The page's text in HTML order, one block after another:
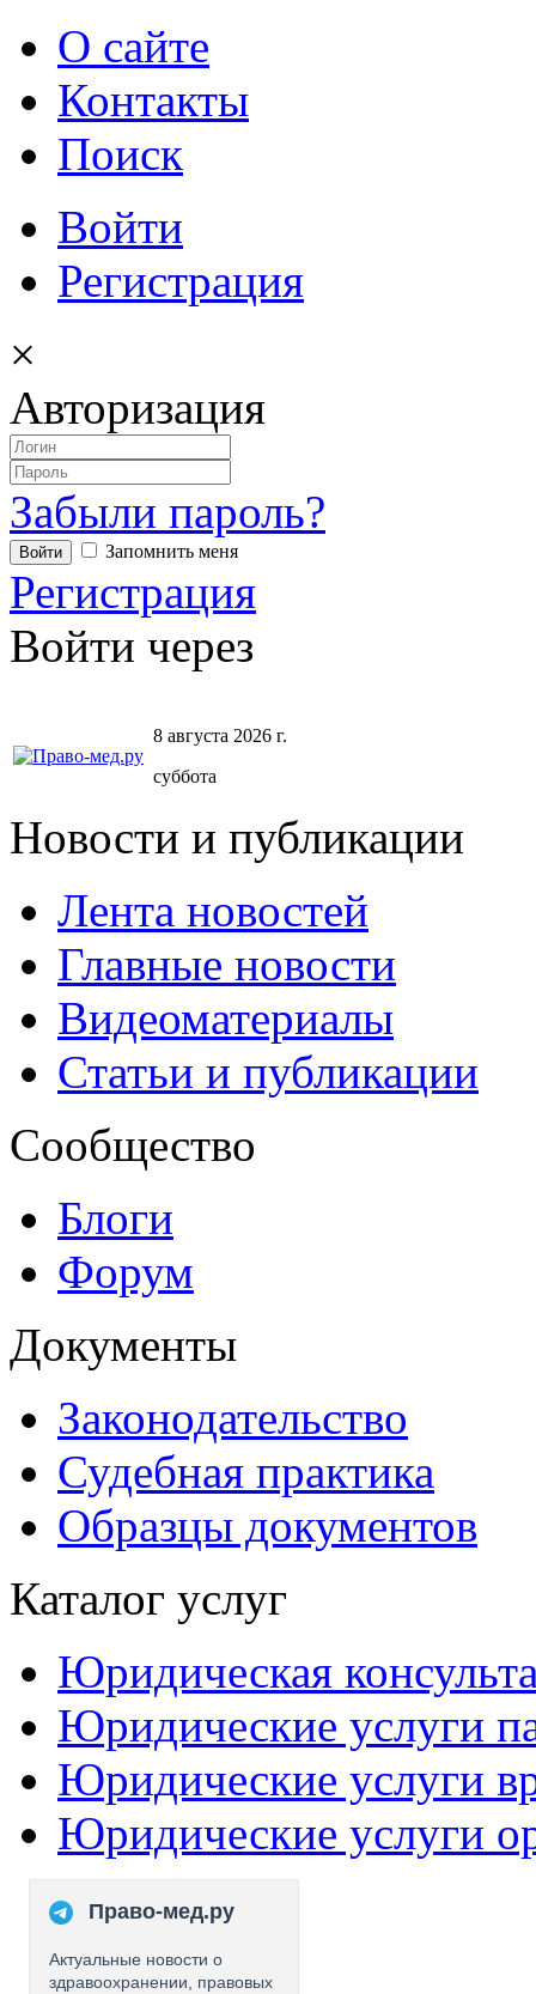
О сайте
Контакты
Поиск
Войти
Регистрация
×
Авторизация
Забыли пароль?
Запомнить меня
Регистрация
Войти через
8 августа 2026 г.
суббота
Новости и публикации
Лента новостей
Главные новости
Видеоматериалы
Статьи и публикации
Сообщество
Блоги
Форум
Документы
Законодательство
Судебная практика
Образцы документов
Каталог услуг
Юридическая
Юридические услуги
Юридические услуги
Юридические услуги
Право-мед.ру
Актуальные новости о
здравоохранении, правовых